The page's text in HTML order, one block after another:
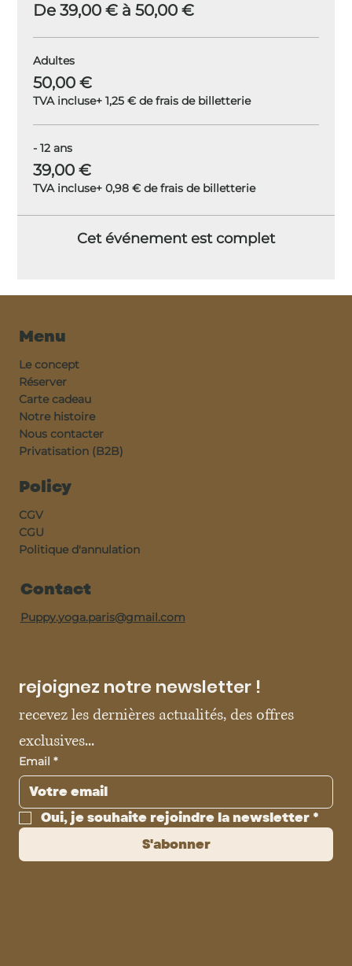
De 39,00 € à 50,00 €
Adultes
50,00 €
TVA incluse+ 1,25 € de frais de billetterie
- 12 ans
39,00 €
TVA incluse+ 0,98 € de frais de billetterie
Cet événement est complet
Menu
Le concept
Réserver
Carte cadeau
Notre histoire
Nous contacter
Privatisation (B2B)
Policy
CGV
CGU
Politique d'annulation
Contact
Puppy.yoga.paris@gmail.com
rejoignez notre newsletter !
recevez les dernières actualités, des offres
exclusives...
Email *
Oui, je souhaite rejoindre la newsletter *
S'abonner